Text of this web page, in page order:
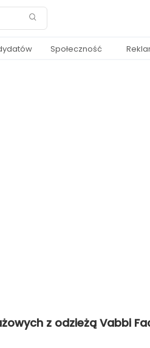
Społeczność
z odzieżą Vabbi